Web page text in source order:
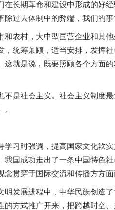
长期革命和建设中形成的好
过去体制中的弊端，我们的事
村，大中型国营企业和其他
统筹兼顾，适当安排，发挥
就是说，既要照顾各个方面
社会主义。社会主义制度最
时强调，提高国家文化软实
国成功走出了一条中国特色
贯穿于国际交流和传播方方面
发展进程中，中华民族创造
方式推广开来，把跨越时空